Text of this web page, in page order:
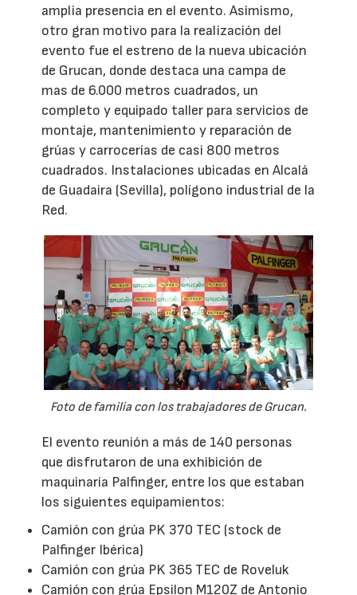
amplia presencia en el evento. Asimismo,
otro gran motivo para la realización del
evento fue el estreno de la nueva ubicación
de Grucan, donde destaca una campa de
mas de 6.000 metros cuadrados, un
completo y equipado taller para servicios de
montaje, mantenimiento y reparación de
grúas y carrocerías de casi 800 metros
cuadrados. Instalaciones ubicadas en Alcalá
de Guadaira (Sevilla), polígono industrial de la
Red.
Foto de familia con los trabajadores de Grucan.
El evento reunión a más de 140 personas
que disfrutaron de una exhibición de
maquinaria Palfinger, entre los que estaban
los siguientes equipamientos:
Camión con grúa PK 370 TEC (stock de
Palfinger Ibérica)
Camión con grúa PK 365 TEC de Roveluk
Camión con grúa Epsilon M120Z de Antonio